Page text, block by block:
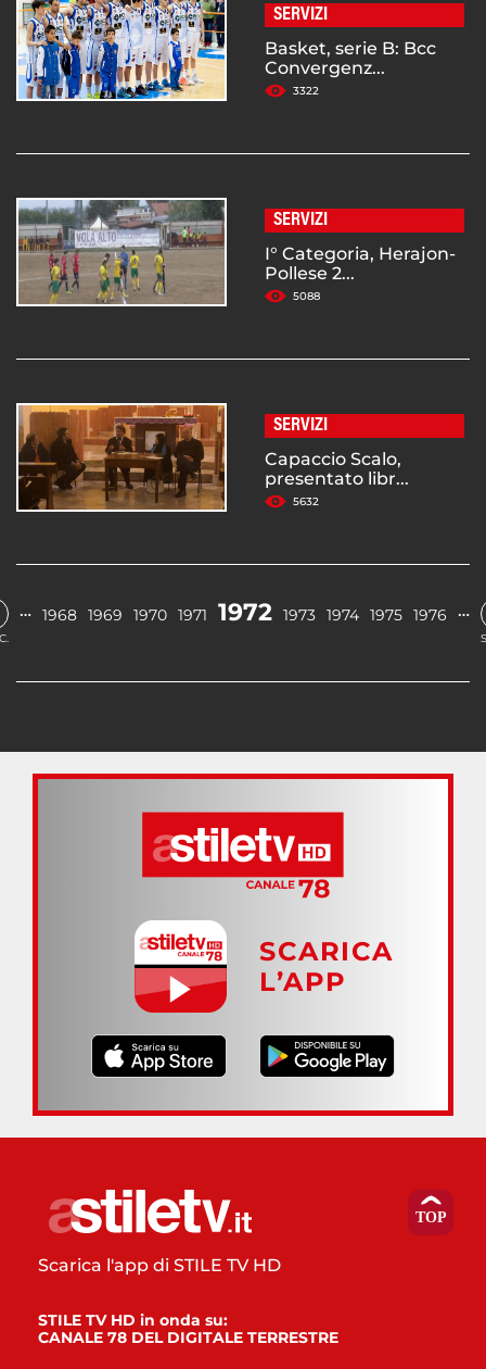
SERVIZI
Basket, serie B: Bcc
Convergenz...
3322
SERVIZI
I° Categoria, Herajon-
Pollese 2...
5088
SERVIZI
Capaccio Scalo,
presentato libr...
5632
… 1968 1969 1970 1971 1972 1973 1974 1975 1976 …
SCARICA
L’APP
Scarica l'app di STILE TV HD
STILE TV HD in onda su:
CANALE 78 DEL DIGITALE TERRESTRE